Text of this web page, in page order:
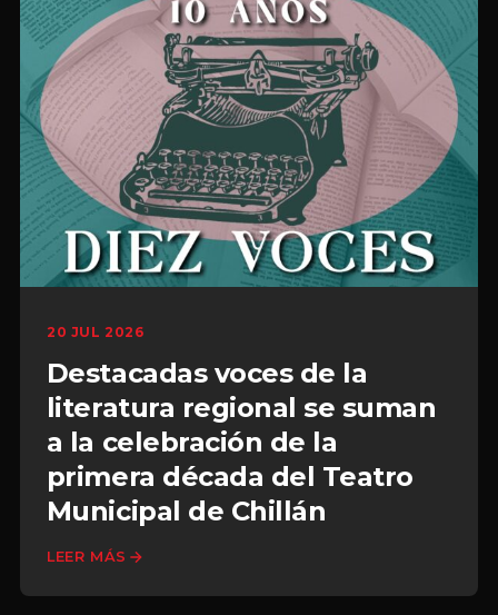
20 JUL 2026
Destacadas voces de la
literatura regional se suman
a la celebración de la
primera década del Teatro
Municipal de Chillán
LEER MÁS